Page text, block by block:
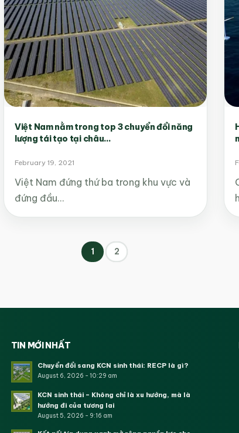
Việt Nam nằm trong top 3 chuyển đổi năng
lượng tái tạo tại châu...
February 19, 2021
Việt Nam đứng thứ ba trong khu vực và
đứng đầu…
1 2
TIN MỚI NHẤT
Chuyển đổi sang KCN sinh thái: RECP là gì?
August 6, 2026 - 10:29 am
KCN sinh thái – Không chỉ là xu hướng, mà là
hướng đi của tương lai
August 5, 2026 - 9:16 am